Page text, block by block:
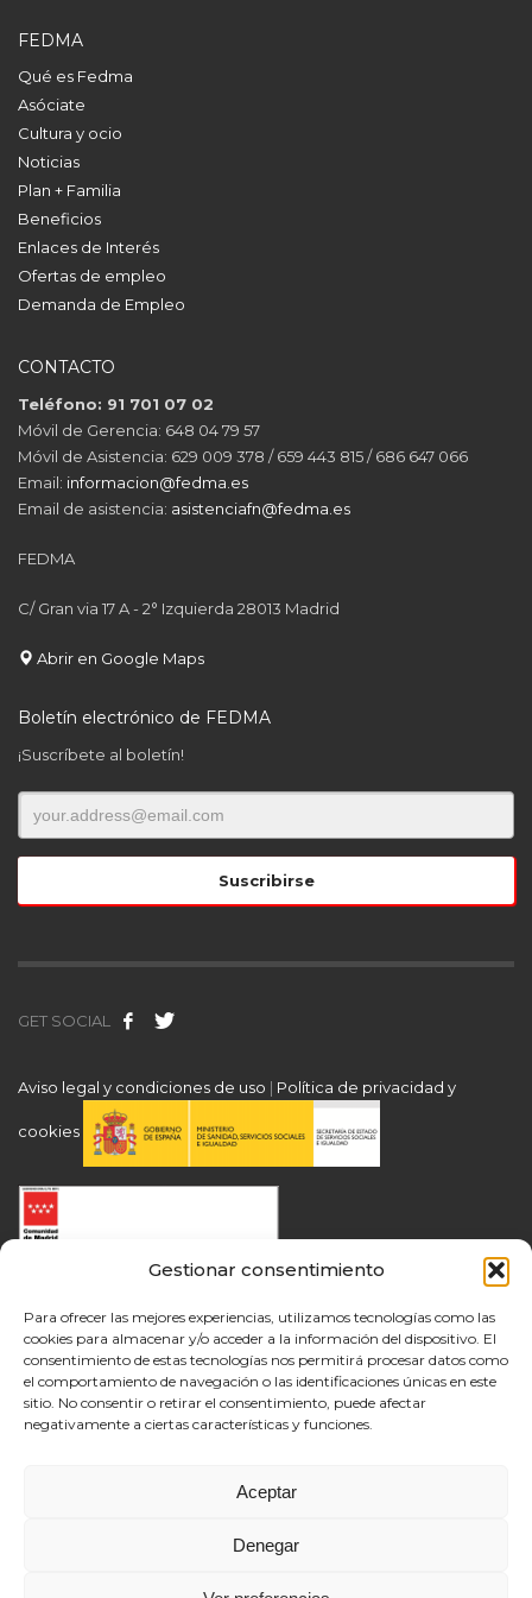
Gestionar consentimiento
Para ofrecer las mejores experiencias, utilizamos tecnologías como las
cookies para almacenar y/o acceder a la información del dispositivo. El
consentimiento de estas tecnologías nos permitirá procesar datos como
el comportamiento de navegación o las identificaciones únicas en este
sitio. No consentir o retirar el consentimiento, puede afectar
negativamente a ciertas características y funciones.
Aceptar
Denegar
FEDMA
Qué es Fedma
Asóciate
Cultura y ocio
Noticias
Plan + Familia
Beneficios
Enlaces de Interés
Ofertas de empleo
Demanda de Empleo
CONTACTO
Teléfono: 91 701 07 02
Móvil de Gerencia: 648 04 79 57
Móvil de Asistencia: 629 009 378 / 659 443 815 / 686 647 066
Email: informacion@fedma.es
Email de asistencia: asistenciafn@fedma.es
FEDMA
C/ Gran via 17 A - 2° Izquierda 28013 Madrid
Abrir en Google Maps
Boletín electrónico de FEDMA
¡Suscríbete al boletín!
GET SOCIAL
Aviso legal y condiciones de uso | Política de privacidad y
cookies